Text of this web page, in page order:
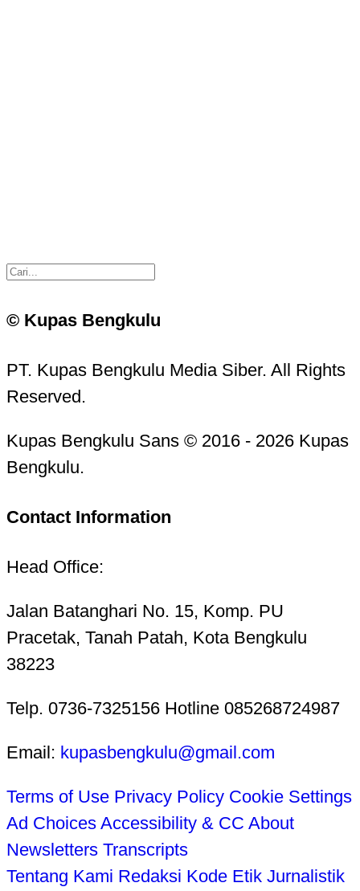
© Kupas Bengkulu
PT. Kupas Bengkulu Media Siber. All Rights
Reserved.
Kupas Bengkulu Sans © 2016 - 2026 Kupas
Bengkulu.
Contact Information
Head Office:
Jalan Batanghari No. 15, Komp. PU
Pracetak, Tanah Patah, Kota Bengkulu
38223
Telp. 0736-7325156 Hotline 085268724987
Email: kupasbengkulu@gmail.com
Terms of Use Privacy Policy Cookie Settings
Ad Choices Accessibility & CC About
Newsletters Transcripts
Tentang Kami Redaksi Kode Etik Jurnalistik